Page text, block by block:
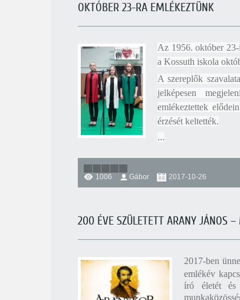
OKTÓBER 23-RA EMLÉKEZTÜNK
Az 1956. október 23-
a Kossuth iskola
A szereplők
jelképesen
emlékeztettek
érzését keltették.
...
1006 Gábor 2017-10-26
200 ÉVE SZÜLETETT ARANY JÁNOS
2017-ben
emlékév
író életét és